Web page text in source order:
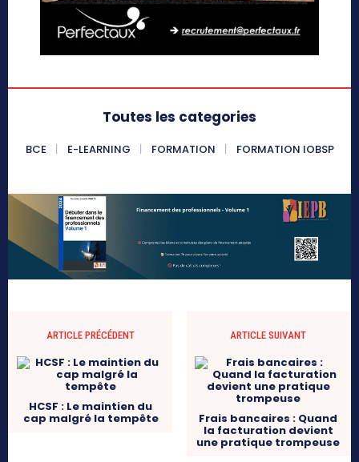
Toutes les categories
BCE E-LEARNING FORMATION FORMATION IOBSP
ARTICLE PRÉCÉDENT
HCSF : Le maintien du
cap malgré la tempête
ARTICLE SUIVANT
Frais bancaires : Quand
la facturation devient
une pratique trompeuse